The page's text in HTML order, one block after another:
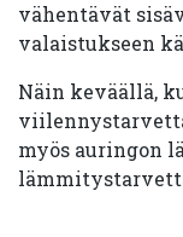
vähentävät
valaistukseen
Näin keväällä,
myös auringon